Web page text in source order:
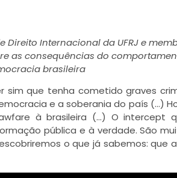
Direito Internacional da UFRJ e
as consequências do
brasileira
sim que tenha cometido graves
e a soberania do país (…)
à brasileira (…) O intercept
pública e à verdade. São
o que já sabemos: que